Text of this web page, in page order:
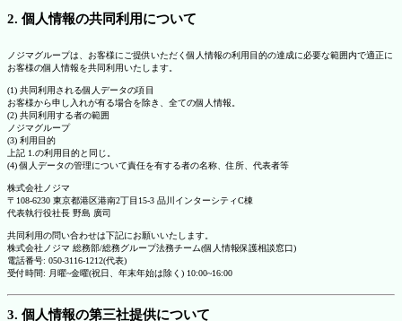
2. 個人情報の共同利用について
ノジマグループは、お客様にご提供いただく個人情報の利用目的の達成に必要な範囲内で適正に
お客様の個人情報を共同利用いたします。
(1) 共同利用される個人データの項目
お客様から申し入れが有る場合を除き、全ての個人情報。
(2) 共同利用する者の範囲
ノジマグループ
(3) 利用目的
上記 1.の利用目的と同じ。
(4) 個人データの管理について責任を有する者の名称、住所、代表者等
株式会社ノジマ
〒108-6230 東京都港区港南2丁目15-3 品川インターシティC棟
代表執行役社長 野島 廣司
共同利用の問い合わせは下記にお願いいたします。
株式会社ノジマ 総務部/総務グループ法務チーム(個人情報保護相談窓口)
電話番号: 050-3116-1212(代表)
受付時間: 月曜~金曜(祝日、年末年始は除く) 10:00~16:00
3. 個人情報の第三社提供について